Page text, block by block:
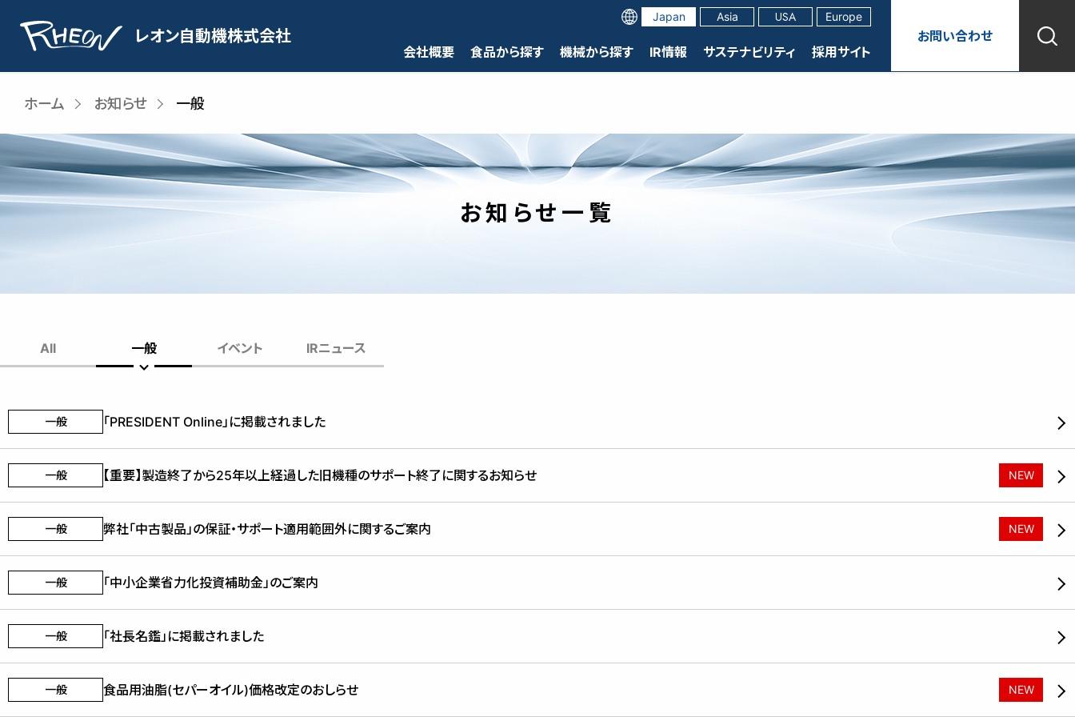
レオン自動機株式会社
Japan Asia USA Europe
会社概要 食品から探す 機械から探す IR情報 サステナビリティ 採用サイト
お問い合わせ
ホーム お知らせ 一般
お知らせ一覧
All 一般 イベント IRニュース
一般 「PRESIDENT Online」に掲載されました
一般 【重要】製造終了から25年以上経過した旧機種のサポート終了に関するお知らせ NEW
一般 弊社「中古製品」の保証・サポート適用範囲外に関するご案内 NEW
一般 「中小企業省力化投資補助金」のご案内
一般 「社長名鑑」に掲載されました
一般 食品用油脂(セパーオイル)価格改定のおしらせ NEW